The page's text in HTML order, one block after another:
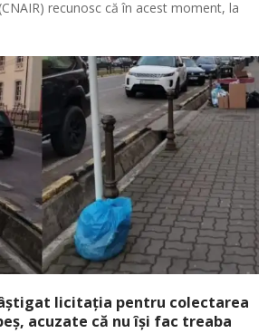
recunosc că în acest moment, la
licitația pentru colectarea
acuzate că nu își fac treaba